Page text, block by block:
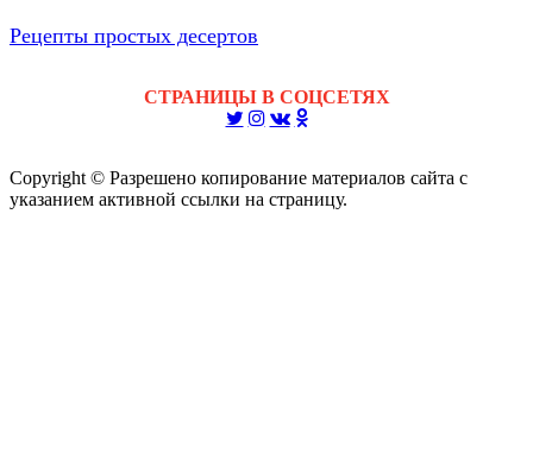
Рецепты простых десертов
СТРАНИЦЫ В СОЦСЕТЯХ
Copyright © Разрешено копирование материалов сайта с
указанием активной ссылки на страницу.